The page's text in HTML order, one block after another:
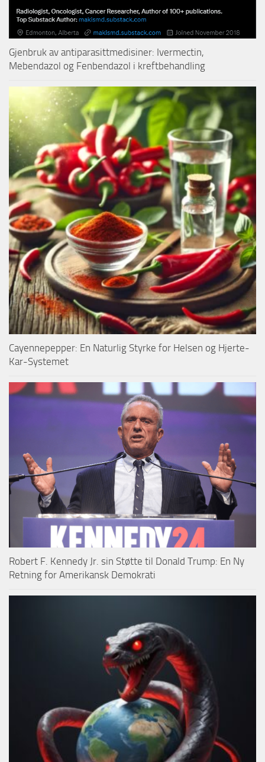
Gjenbruk av antiparasittmedisiner: Ivermectin,
Mebendazol og Fenbendazol i kreftbehandling
Cayennepepper: En Naturlig Styrke for Helsen og Hjerte-
Kar-Systemet
Robert F. Kennedy Jr. sin Støtte til Donald Trump: En Ny
Retning for Amerikansk Demokrati